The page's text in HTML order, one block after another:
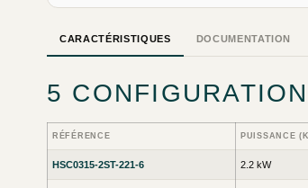
CARACTÉRISTIQUES DOCUMENTATION
5
RÉFÉRENCE PUISSANCE
HSC0315-2ST-221-6 2.2 kW